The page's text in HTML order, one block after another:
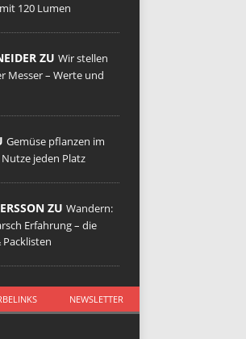
120 Lumen
ZU Wir stellen
Messer – Werte und
Gemüse pflanzen im
jeden Platz
ZU Wandern:
Erfahrung – die
NEWSLETTER